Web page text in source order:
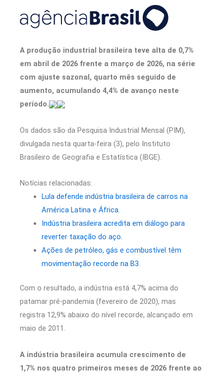
A produção industrial brasileira teve alta de 0,7%
em abril de 2026 frente a março de 2026, na série
com ajuste sazonal, quarto mês seguido de
aumento, acumulando 4,4% de avanço neste
período.
Os dados são da Pesquisa Industrial Mensal (PIM),
divulgada nesta quarta-feira (3), pelo Instituto
Brasileiro de Geografia e Estatística (IBGE).
Notícias relacionadas:
Lula defende indústria brasileira de carros na
América Latina e África.
Indústria brasileira acredita em diálogo para
reverter taxação do aço.
Ações de petróleo, gás e combustível têm
movimentação recorde na B3.
Com o resultado, a indústria está 4,7% acima do
patamar pré-pandemia (fevereiro de 2020), mas
registra 12,9% abaixo do nível recorde, alcançado em
maio de 2011.
A indústria brasileira acumula crescimento de
1,7% nos quatro primeiros meses de 2026 frente ao